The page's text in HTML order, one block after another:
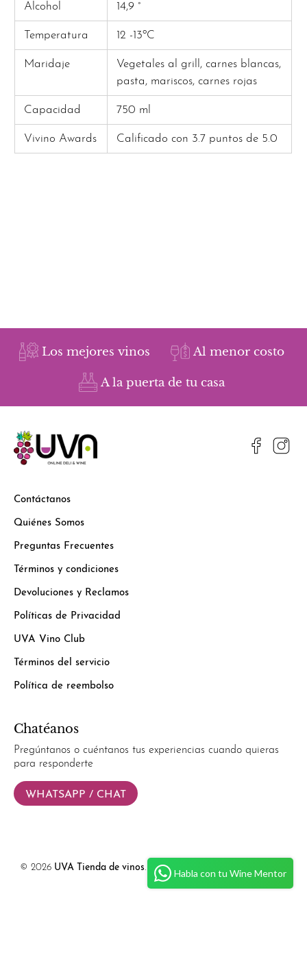
Alcohol 14,9 °
Temperatura 12 -13ºC
Maridaje
Vegetales al grill, carnes blancas,
pasta, mariscos, carnes rojas
Capacidad 750 ml
Vivino Awards Calificado con 3.7 puntos de 5.0
Los mejores vinos Al menor costo
A la puerta de tu casa
Contáctanos
Quiénes Somos
Preguntas Frecuentes
Términos y condiciones
Devoluciones y Reclamos
Políticas de Privacidad
UVA Vino Club
Términos del servicio
Política de reembolso
Chatéanos
Pregúntanos o cuéntanos tus experiencias cuando quieras
para responderte
WHATSAPP / CHAT
© 2026 UVA Tienda de vinos. Powered byHabla con tu Wine Mentor